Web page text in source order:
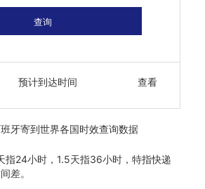
查询
预计到达时间 查看
牙寄到世界各国时效查询数据
指24小时，1.5天指36小时，特指快递
差。